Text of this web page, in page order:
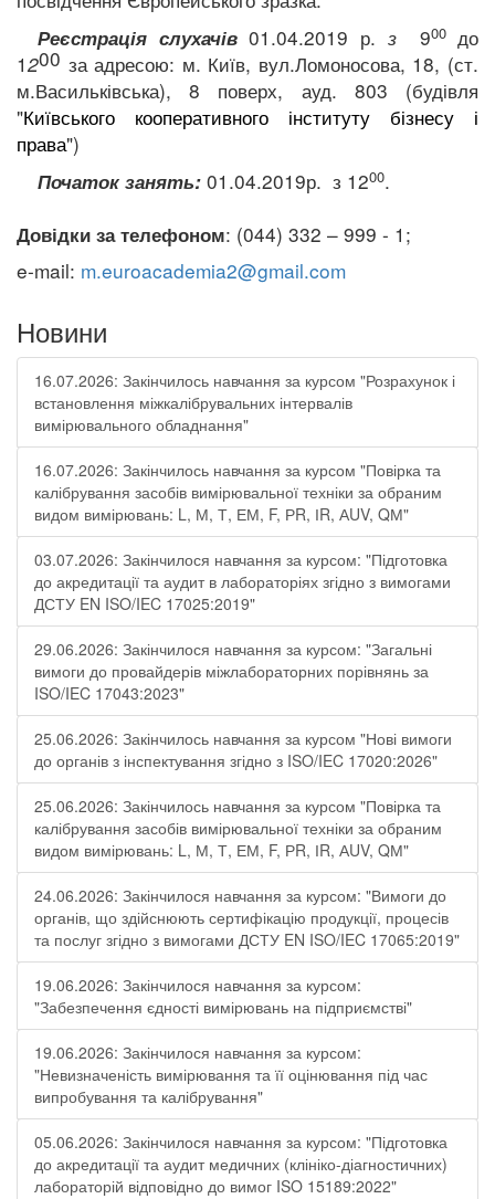
Реєстрація слухачів 01.04.2019 р. з 900 до
1200 за адресою: м. Київ, вул.Ломоносова, 18, (ст.
м.Васильківська), 8 поверх, ауд. 803 (будівля
"Київського кооперативного інституту бізнесу і
права")
Початок занять:01.04.2019р. з 1200.
Довідки за телефоном: (044) 332 – 999 - 1;
e-mail: m.euroacademia2@gmail.com
Новини
16.07.2026: Закінчилось навчання за курсом "Розрахунок і
встановлення міжкалібрувальних інтервалів
вимірювального обладнання"
16.07.2026: Закінчилось навчання за курсом "Повірка та
калібрування засобів вимірювальної техніки за обраним
видом вимірювань: L, М, Т, ЕМ, F, РR, ІR, АUV, QМ"
03.07.2026: Закінчилося навчання за курсом: "Підготовка
до акредитації та аудит в лабораторіях згідно з вимогами
ДСТУ EN ISO/IEC 17025:2019"
29.06.2026: Закінчилося навчання за курсом: "Загальні
вимоги до провайдерів міжлабораторних порівнянь за
ISO/IEC 17043:2023"
25.06.2026: Закінчилось навчання за курсом "Нові вимоги
до органів з інспектування згідно з ISO/IEC 17020:2026"
25.06.2026: Закінчилось навчання за курсом "Повірка та
калібрування засобів вимірювальної техніки за обраним
видом вимірювань: L, М, Т, ЕМ, F, РR, ІR, АUV, QМ"
24.06.2026: Закінчилося навчання за курсом: "Вимоги до
органів, що здійснюють сертифікацію продукції, процесів
та послуг згідно з вимогами ДСТУ EN ISO/IEC 17065:2019"
19.06.2026: Закінчилося навчання за курсом:
"Забезпечення єдності вимірювань на підприємстві"
19.06.2026: Закінчилося навчання за курсом:
"Невизначеність вимірювання та її оцінювання під час
випробування та калібрування"
05.06.2026: Закінчилося навчання за курсом: "Підготовка
до акредитації та аудит медичних (клініко-діагностичних)
лабораторій відповідно до вимог ISO 15189:2022"